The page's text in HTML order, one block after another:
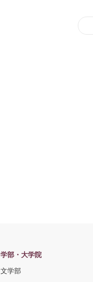
学部・大学院
文学部